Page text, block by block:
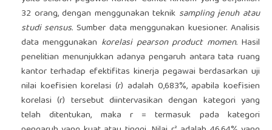
32 orang, dengan menggunakan teknik sampling jenuh atau
studi sensus. Sumber data menggunakan kuesioner. Analisis
data menggunakan korelasi pearson product momen. Hasil
penelitian menunjukkan adanya pengaruh antara tata ruang
kantor terhadap efektifitas kinerja pegawai berdasarkan uji
nilai koefisien korelasi (r) adalah 0,683%, apabila koefisien
korelasi (r) tersebut diintervasikan dengan kategori yang
telah ditentukan, maka r = termasuk pada kategori